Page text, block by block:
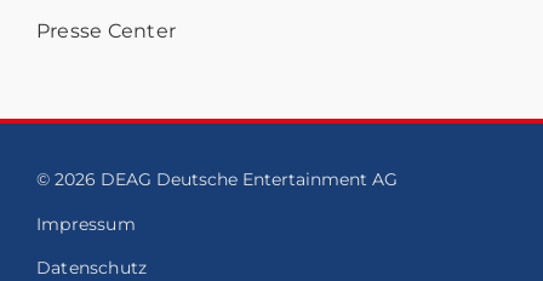
Presse Center
© 2026 DEAG Deutsche Entertainment AG
Impressum
Datenschutz